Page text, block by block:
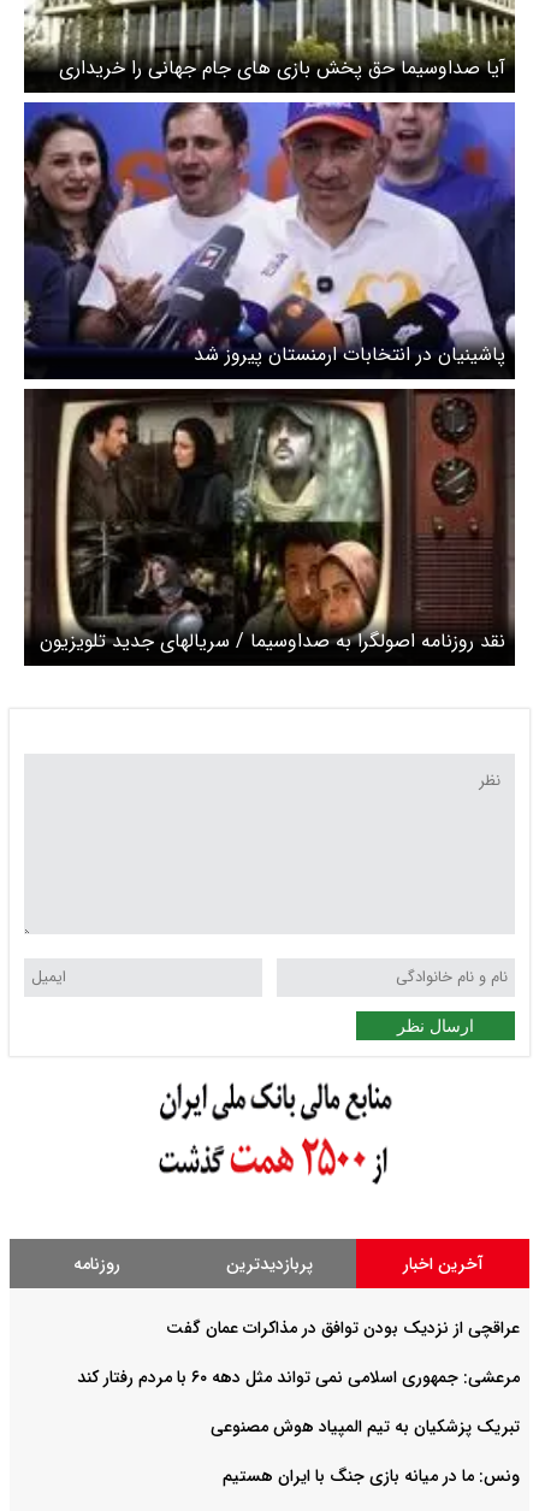
آیا صداوسیما حق پخش بازی های جام جهانی را خریداری
کرده است؟ / چرا پخش فوتبال از شبکه های نمایش خانگی
ممنوع است؟
پاشینیان در انتخابات ارمنستان پیروز شد
نقد روزنامه اصولگرا به صداوسیما / سریالهای جدید تلویزیون
بیننده ندارد؛ سریالهایی که در قبل ساخته شده همچنان
ارسال نظر
آخرین اخبار پربازدیدترین روزنامه
عراقچی از نزدیک بودن توافق در مذاکرات عمان گفت
مرعشی: جمهوری اسلامی نمی تواند مثل دهه ۶۰ با مردم رفتار کند
تبریک پزشکیان به تیم المپیاد هوش مصنوعی
ونس: ما در میانه بازی جنگ با ایران هستیم